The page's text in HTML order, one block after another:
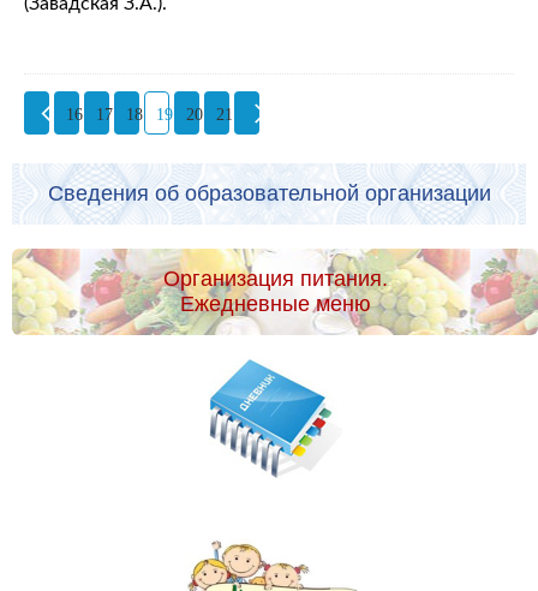
16 17 18 19 20 21
Сведения об образовательной организации
Организация питания.
Ежедневные меню